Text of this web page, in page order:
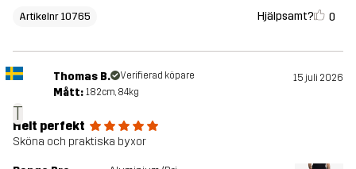
Artikelnr 10765 Hjälpsamt? 0
T
Thomas B. Verifierad köpare 15 juli 2026
Mått: 182cm, 84kg
Helt perfekt
Sköna och praktiska byxor